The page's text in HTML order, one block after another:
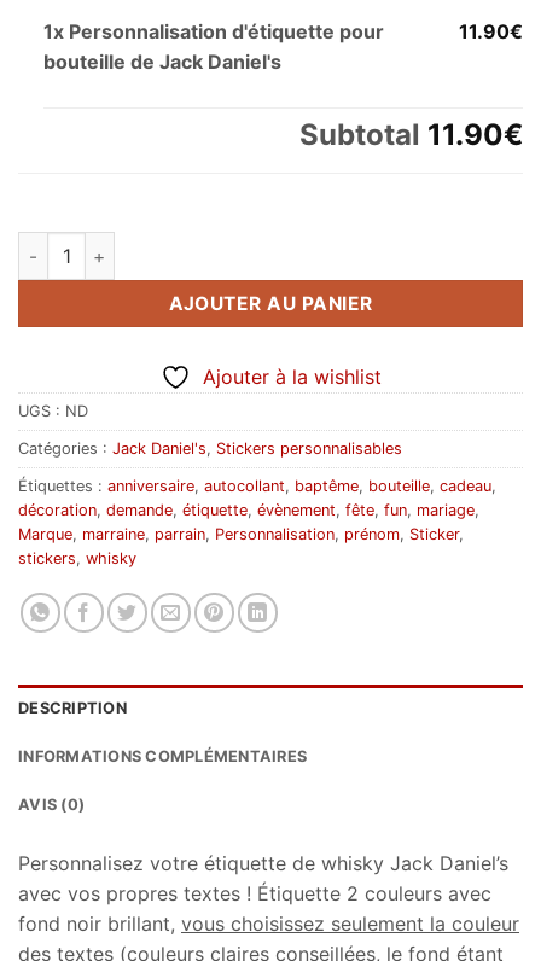
1x Personnalisation d'étiquette pour
bouteille de Jack Daniel's
11.90€
Subtotal 11.90€
quantité de Personnalisation d'étiquette pour bouteille de
AJOUTER AU PANIER
Ajouter à la wishlist
UGS : ND
Catégories : Jack Daniel's, Stickers personnalisables
Étiquettes : anniversaire, autocollant, baptême, bouteille, cadeau,
décoration, demande, étiquette, évènement, fête, fun, mariage,
Marque, marraine, parrain, Personnalisation, prénom, Sticker,
stickers, whisky
DESCRIPTION
INFORMATIONS COMPLÉMENTAIRES
AVIS (0)
Personnalisez votre étiquette de whisky Jack Daniel’s
avec vos propres textes ! Étiquette 2 couleurs avec
fond noir brillant, vous choisissez seulement la couleur
des textes (couleurs claires conseillées, le fond étant